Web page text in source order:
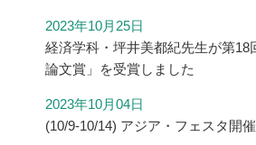
2023年10月25日
経済学科・坪井美都紀先生が第18
論文賞」を受賞しました
2023年10月04日
(10/9-10/14) アジア・フェスタ開